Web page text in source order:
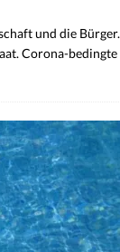
und die Bürger.
Corona-bedingte